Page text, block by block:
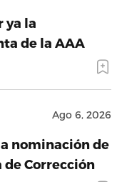
ya la
de la AAA
Ago 6, 2026
nominación de
de Corrección